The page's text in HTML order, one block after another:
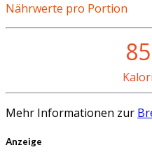
Nährwerte pro Portion
Mehr Informationen zur
Anzeige